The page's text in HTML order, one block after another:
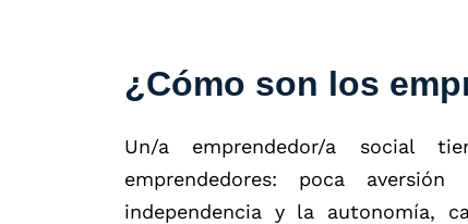
¿Cómo son los
Un/a emprendedor/a social
emprendedores: poca
independencia y la autonomía,